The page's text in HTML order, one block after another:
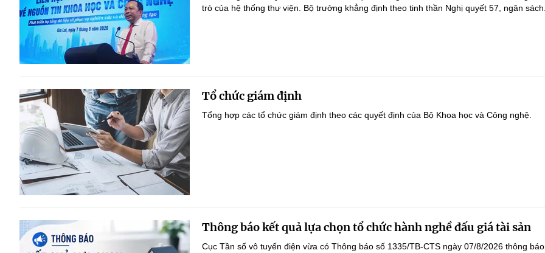
trò của hệ thống thư viện. Bộ trưởng khẳng định theo tinh thần Nghị quyết 57, ngân
Tổ chức giám định
Tổng hợp các tổ chức giám định theo các quyết định của Bộ Khoa học và Công nghệ.
Thông báo kết quả lựa chọn tổ chức hành nghề đấu giá tài sản
Cục Tần số vô tuyến điện vừa có Thông báo số 1335/TB-CTS ngày 07/8/2026 thông